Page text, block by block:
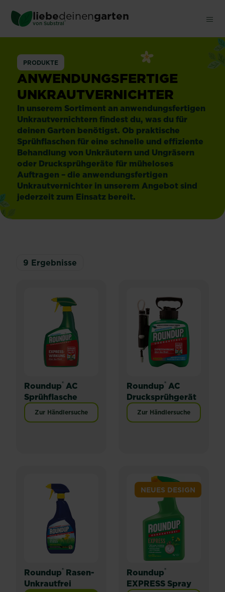
main
content
liebedeinengarten
von Substral ®
PRODUKTE
ANWENDUNGSFERTIGE
UNKRAUTVERNICHTER
In unserem Sortiment an anwendungsfertigen
Unkrautvernichtern findest du, was du für
deinen Garten benötigst. Ob praktische
Sprühflaschen für eine schnelle und effiziente
Behandlung von Unkräutern und Ungräsern
oder Drucksprühgeräte für müheloses
Auftragen – die anwendungsfertigen
Unkrautvernichter in unserem Angebot sind
jederzeit zum Einsatz bereit.
9 Ergebnisse
Roundup® AC
Sprühflasche
Zur Händlersuche
Roundup® AC
Drucksprühgerät
Zur Händlersuche
Roundup® Rasen-
Unkrautfrei
Roundup®
EXPRESS Spray
NEUES DESIGN